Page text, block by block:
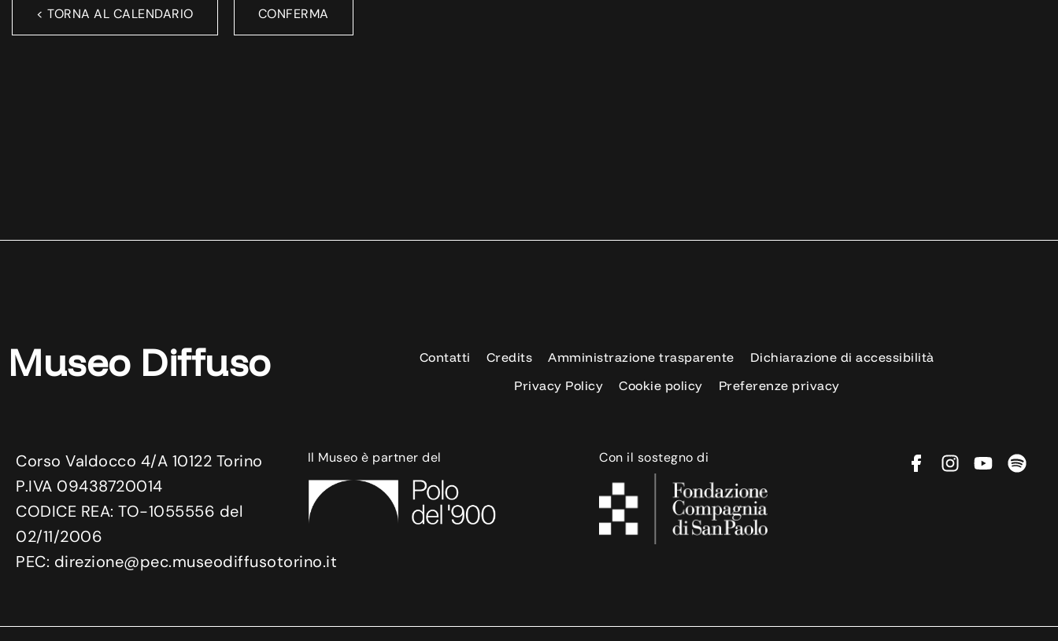
Museo Diffuso Contatti Credits Amministrazione trasparente
Dichiarazione di accessibilità
Privacy Policy
Cookie policy Preferenze privacy
Corso Valdocco 4/A 10122 Torino
P.IVA 09438720014
CODICE REA: TO-1055556 del
02/11/2006
PEC: direzione@pec.museodiffusotorino.it
Il Museo è partner del Con il sostegno di